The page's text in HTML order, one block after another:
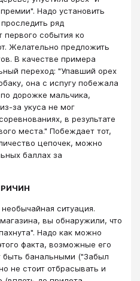
Надо установить
ряд
первого события ко
Желательно предложить
В качестве примера
переход: "Упавший орех
она с испугу побежала
дорожке мальчика,
за укуса не мог
в результате
места." Побеждает тот,
цепочек, можно
баллах за
ситуация.
вы обнаружили, что
Надо как можно
факта, возможные его
быть банальными ("Забыл
не стоит отбрасывать и